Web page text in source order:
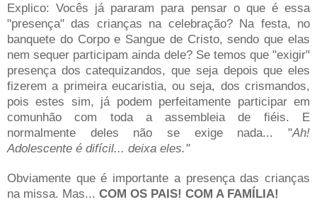
Explico: Vocês já pararam para pensar o que é essa
"presença" das crianças na celebração? Na festa, no
banquete do Corpo e Sangue de Cristo, sendo que elas
nem sequer participam ainda dele? Se temos que "exigir"
presença dos catequizandos, que seja depois que eles
fizerem a primeira eucaristia, ou seja, dos crismandos,
pois estes sim, já podem perfeitamente participar em
comunhão com toda a assembleia de fiéis. E
normalmente deles não se exige nada... "Ah!
Adolescente é difícil... deixa eles."
Obviamente que é importante a presença das crianças
na missa. Mas... COM OS PAIS! COM A FAMÍLIA!